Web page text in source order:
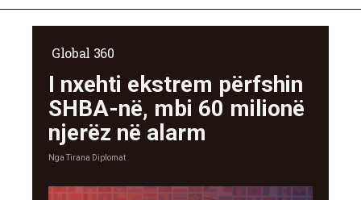
Global 360
I nxehti ekstrem përfshin
SHBA-në, mbi 60 milionë
njerëz në alarm
NgaTirana Diplomat